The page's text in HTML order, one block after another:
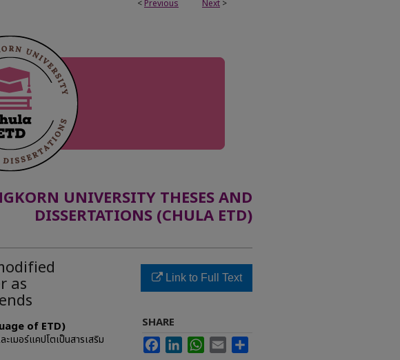
< Previous Next >
UNIVERSITY THESES AND
DISSERTATIONS (CHULA ETD)
as
of ETD)
เมอร์แคปโตเป็นสารเสริม
Link to Full Text
SHARE
FacebookLinkedInWhatsApp
Email